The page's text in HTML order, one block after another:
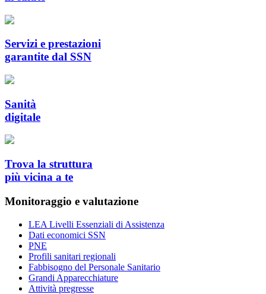
Servizi e prestazioni
garantite dal SSN
Sanità
digitale
Trova la struttura
più vicina a te
Monitoraggio e valutazione
LEA Livelli Essenziali di Assistenza
Dati economici SSN
PNE
Profili sanitari regionali
Fabbisogno del Personale Sanitario
Grandi Apparecchiature
Attività pregresse